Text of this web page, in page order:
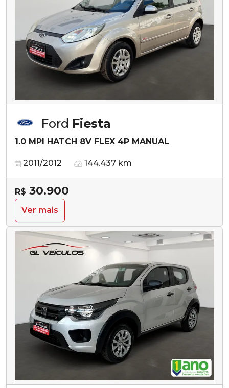
Ford Fiesta
1.0 MPI HATCH 8V FLEX 4P MANUAL
2011/2012 144.437 km
R$ 30.900
Ver mais